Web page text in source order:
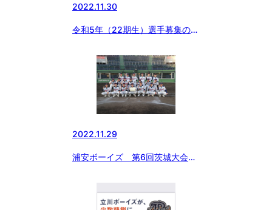
2022.11.30
令和5年（22期生）選手募集のお
2022.11.29
浦安ボーイズ 第6回茨城大会マ